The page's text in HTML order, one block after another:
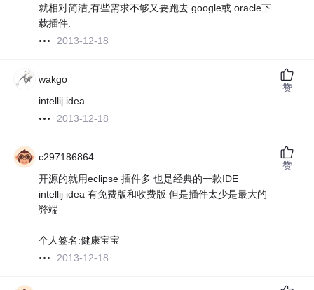
就相对简洁,有些需求不够又要跑去 google或 oracle下
载插件.
2013-12-18
wakgo
intellij idea
2013-12-18
赞
c297186864
开源的就用eclipse 插件多 也是经典的一款IDE
intellij idea 有免费版和收费版 但是插件太少是最大的
弊端
个人签名:健康宝宝
2013-12-18
赞